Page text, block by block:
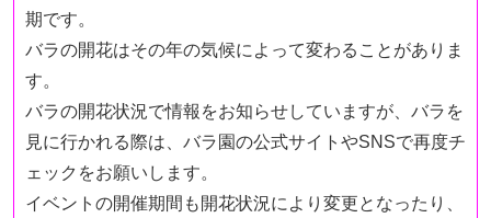
期です。
バラの開花はその年の気候によって変わることがありま
す。
バラの開花状況で情報をお知らせしていますが、バラを
見に行かれる際は、バラ園の公式サイトやSNSで再度チ
ェックをお願いします。
イベントの開催期間も開花状況により変更となったり、